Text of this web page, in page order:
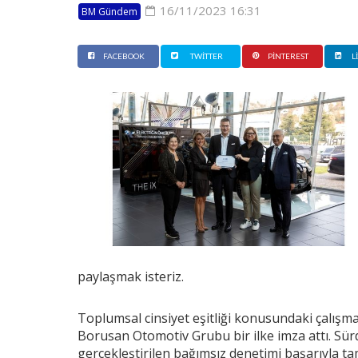
BM Gündem 16/11/2023 16:31
FACEBOOK TWITTER PINTEREST
paylaşmak isteriz.
Toplumsal cinsiyet eşitliği konusundaki
Borusan Otomotiv Grubu bir ilke imza attı.
gerçekleştirilen bağımsız denetimi başarıyla